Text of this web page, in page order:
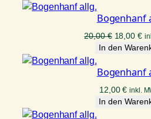
im
Bogenhanf
20,00€
Preis
20,00 €
18,00 €
In den
Bogenhanf
12,00€ inkl.
In den